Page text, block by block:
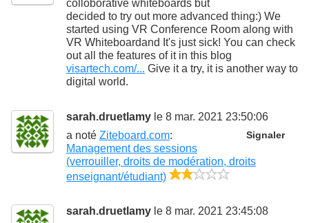
colloborative whiteboards but
decided to try out more advanced thing:) We
started using VR Conference Room along with
VR Whiteboardand It's just sick! You can check
out all the features of it in this blog
visartech.com/... Give it a try, it is another way to
digital world.
sarah.druetlamy le 8 mar. 2021 23:50:06
Signaler
a noté Ziteboard.com:
Management des sessions
(verrouiller, droits de modération, droits
enseignant/étudiant)
sarah.druetlamy le 8 mar. 2021 23:45:08